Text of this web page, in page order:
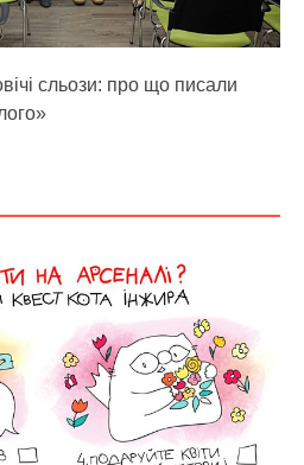
сльози: про що писали